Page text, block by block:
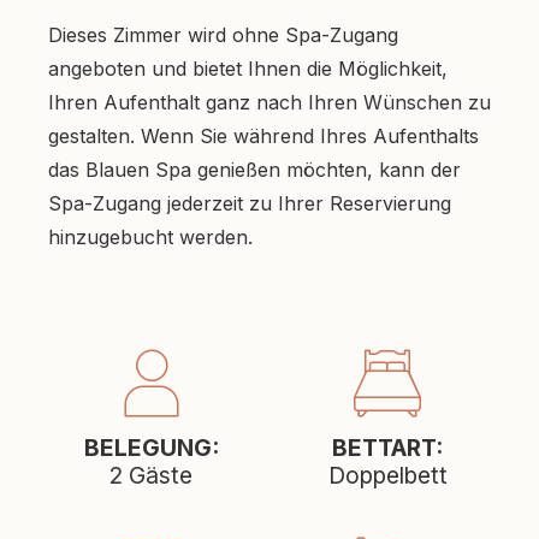
Dieses Zimmer wird ohne Spa-Zugang
angeboten und bietet Ihnen die Möglichkeit,
Ihren Aufenthalt ganz nach Ihren Wünschen zu
gestalten. Wenn Sie während Ihres Aufenthalts
das Blauen Spa genießen möchten, kann der
Spa-Zugang jederzeit zu Ihrer Reservierung
hinzugebucht werden.
BELEGUNG:
2 Gäste
BETTART:
Doppelbett